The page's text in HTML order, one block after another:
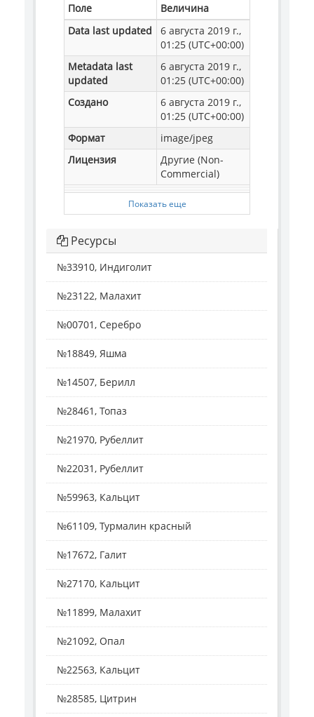
Поле
Величина
Data last updated
6 августа 2019 г.,
01:25 (UTC+00:00)
Metadata last
updated
6 августа 2019 г.,
01:25 (UTC+00:00)
Создано
6 августа 2019 г.,
01:25 (UTC+00:00)
Формат
image/jpeg
Лицензия
Другие (Non-
Commercial)
Показать еще
Ресурсы
№33910, Индиголит
№23122, Малахит
№00701, Серебро
№18849, Яшма
№14507, Берилл
№28461, Топаз
№21970, Рубеллит
№22031, Рубеллит
№59963, Кальцит
№61109, Турмалин красный
№17672, Галит
№27170, Кальцит
№11899, Малахит
№21092, Опал
№22563, Кальцит
№28585, Цитрин